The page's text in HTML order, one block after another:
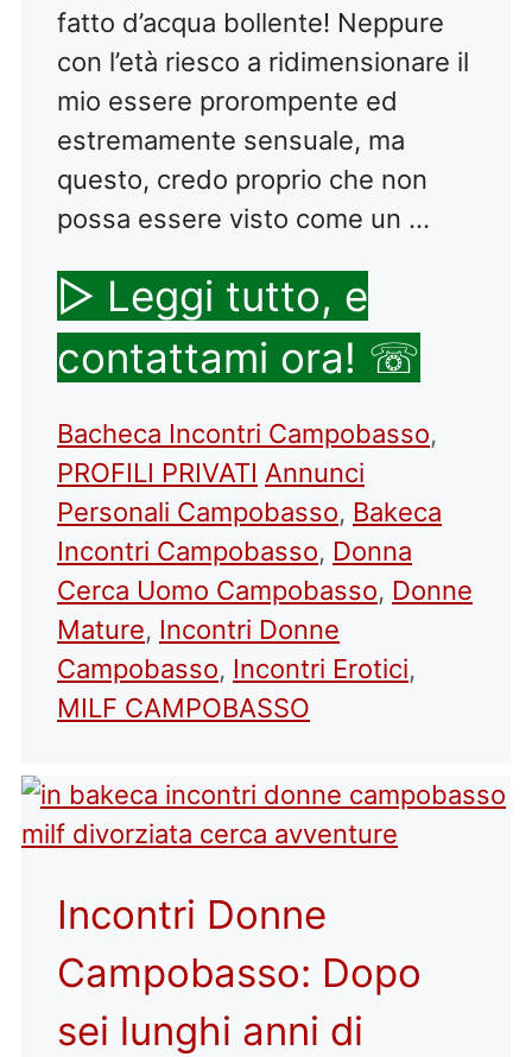
fatto d’acqua bollente! Neppure
con l’età riesco a ridimensionare il
mio essere prorompente ed
estremamente sensuale, ma
questo, credo proprio che non
possa essere visto come un …
▷ Leggi tutto, e
contattami ora! ☏
Categorie
Bacheca Incontri Campobasso,
PROFILI PRIVATI Tag
Annunci
Personali Campobasso, Bakeca
Incontri Campobasso, Donna
Cerca Uomo Campobasso, Donne
Mature, Incontri Donne
Campobasso, Incontri Erotici,
MILF CAMPOBASSO
Incontri Donne
Campobasso: Dopo
sei lunghi anni di